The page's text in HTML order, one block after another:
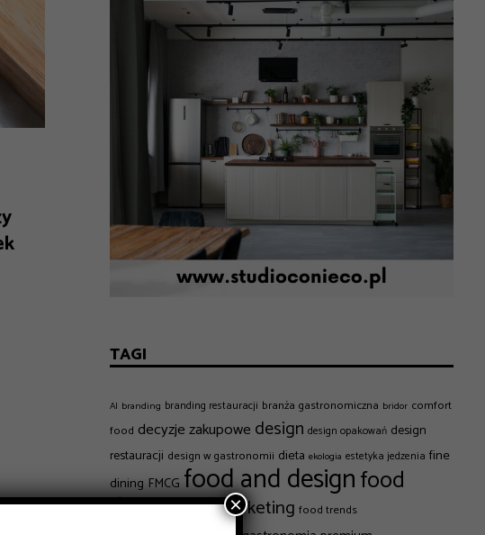
TAGI
AI branding branding restauracji branża gastronomiczna bridor comfort
food decyzje zakupowe design design opakowań design
restauracji design w gastronomii dieta ekologia estetyka jedzenia fine
dining FMCG food and designfood
designfood marketing food trends
×